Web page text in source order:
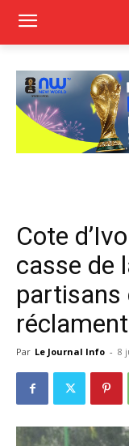
Cote
casse de
partisans
Par Le Journal Info - 8